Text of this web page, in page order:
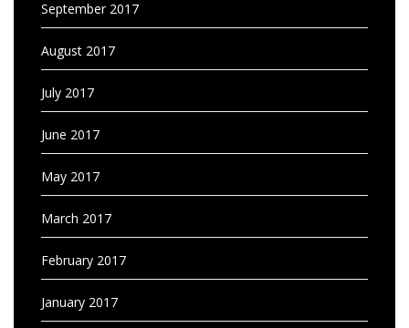
September 2017
August 2017
July 2017
June 2017
May 2017
March 2017
February 2017
January 2017